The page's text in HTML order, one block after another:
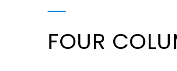
FOUR